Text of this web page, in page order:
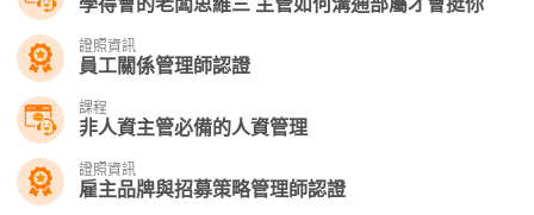
學得會的老闆思維三 主管如何溝通部屬才會挺你
證照資訊
員工關係管理師認證
課程
非人資主管必備的人資管理
證照資訊
雇主品牌與招募策略管理師認證